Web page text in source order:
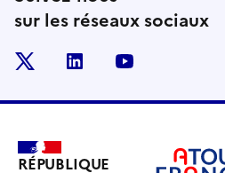
sur les réseaux sociaux
linkedin
RÉPUBLIQUE